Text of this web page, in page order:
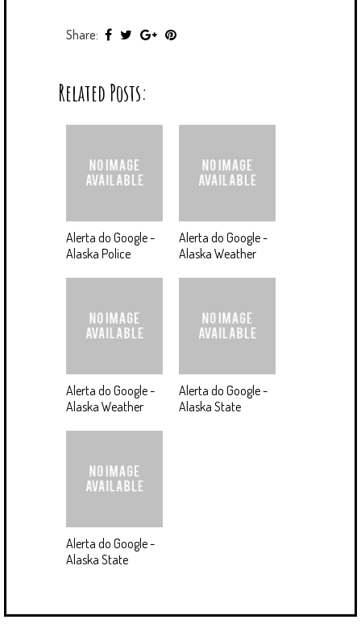
Share:
Related Posts:
Alerta do Google -
Alaska Police
Alerta do Google -
Alaska Weather
Alerta do Google -
Alaska Weather
Alerta do Google -
Alaska State
Alerta do Google -
Alaska State